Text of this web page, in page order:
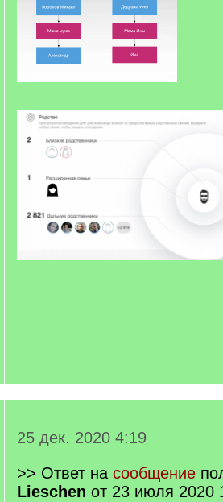
25 дек. 2020 4:19
>> Ответ на сообщение
Lieschen от 23 июля 2020